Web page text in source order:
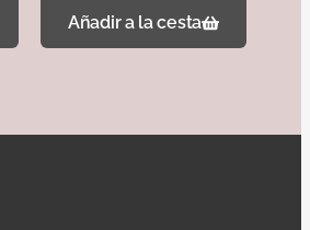
Añadir a la cesta